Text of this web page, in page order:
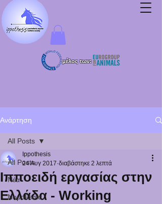
μέλος των:
Ανάρτηση
All Posts
Νέα
Νομοθεσία
All Posts
Ιπποειδή εργασίας στην
Ελλάδα - Working
Ippothesis
24 Αυγ 2017 διαβάστηκε 2 λεπτά